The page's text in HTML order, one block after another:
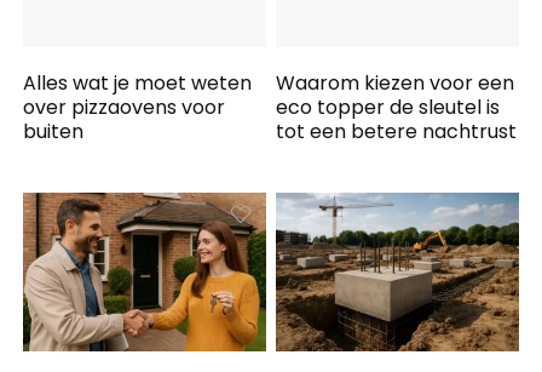
Alles wat je moet weten
over pizzaovens voor
buiten
Waarom kiezen voor een
eco topper de sleutel is
tot een betere nachtrust